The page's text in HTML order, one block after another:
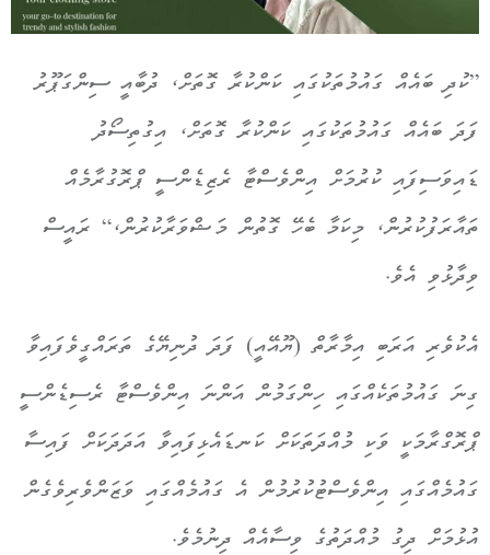
”ކުދި ބައެއް ގައުމުތަކުގައި ކަންކުރާ ގޮތަށް، ދުބާއީ ސިންގަޕޫރު
ފަދަ ބައެއް ގައުމުތަކުގައި ކަންކުރާ ގޮތަށް، އިގުތިސޯދު
ޑައިވަސިފައި ކުރުމަށް އިންވެސްޓާ ރެޒިޑެންސީ ޕްރޮގުރާމެއް
ތައާރަފުކުރުން، މިކަމާ ބެހޭ ގޮތުން މަޝްވަރާކުރުން،“ ރައީސް
ވިދާޅުވި އެވެ.
އެކުވެރި އަރަބި އިމާރާތް (ޔޫއޭއީ) ފަދަ ދުނިޔޭގެ ތަރައްގީވެފައިވާ
ގިނަ ގައުމުތަކެއްގައި ހިންގަމުން އަންނަ އިންވެސްޓާ ރެސިޑެންސީ
ޕްރޮގްރާމަކީ ވަކި މުއްދަތަކަށް ކަނޑައެޅިފައިވާ އަދަދަކަށް ފައިސާ
ގައުމެއްގައި އިންވެސްޓުކުރުމުން އެ ގައުމެއްގައި ވަޒަންވެރިވެގެން
އުޅުމަށް ދިގު މުއްދަތުގެ ވިސާއެއް ދިނުމެވެ.